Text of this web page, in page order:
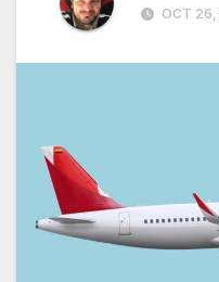
OCT